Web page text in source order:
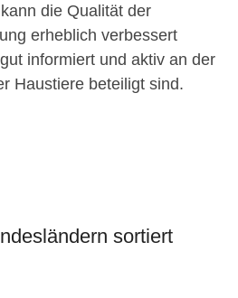
die Qualität der
erheblich verbessert
informiert und aktiv an der
Haustiere beteiligt sind.
sortiert